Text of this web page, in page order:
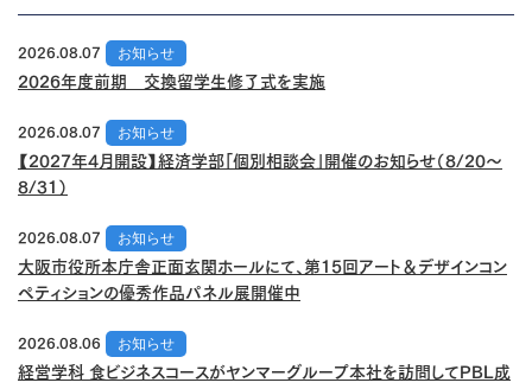
2026.08.07
お知らせ
2026年度前期 交換留学生修了式を実施
2026.08.07
お知らせ
【2027年4月開設】経済学部「個別相談会」開催のお知らせ（8/20～
8/31）
2026.08.07
お知らせ
大阪市役所本庁舎正面玄関ホールにて、第15回アート＆デザインコン
ペティションの優秀作品パネル展開催中
2026.08.06
お知らせ
経営学科 食ビジネスコースがヤンマーグループ本社を訪問してPBL成